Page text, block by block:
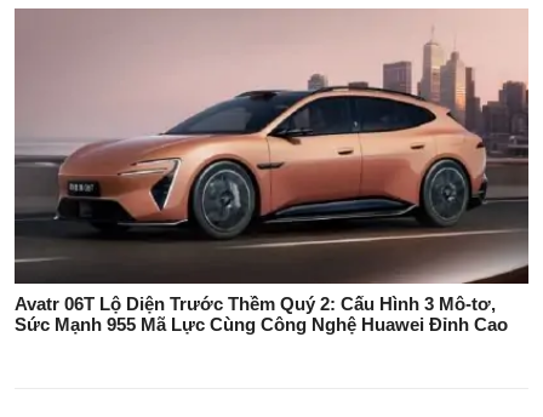
Avatr 06T Lộ Diện Trước Thềm Quý 2: Cấu Hình 3 Mô-tơ,
Sức Mạnh 955 Mã Lực Cùng Công Nghệ Huawei Đỉnh Cao